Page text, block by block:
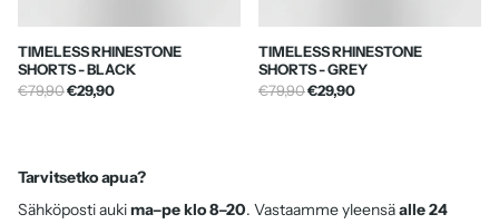
186-190cm Large
TIMELESS RHINESTONE
SHORTS - BLACK
€79,90€29,90
TIMELESS RHINESTONE
SHORTS - GREY
€79,90€29,90
Tarvitsetko apua?
Sähköposti aukima–pe klo 8–20. Vastaamme yleensäalle 24